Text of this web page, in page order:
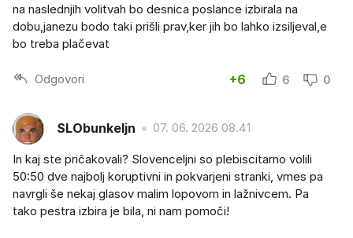
na naslednjih volitvah bo desnica poslance izbirala na
dobu,janezu bodo taki prišli prav,ker jih bo lahko izsiljeval,e
bo treba plačevat
Odgovori +6 6 0
SLObunkeljn 07. 06. 2026 08.41
In kaj ste pričakovali? Slovenceljni so plebiscitarno volili
50:50 dve najbolj koruptivni in pokvarjeni stranki, vmes pa
navrgli še nekaj glasov malim lopovom in lažnivcem. Pa
tako pestra izbira je bila, ni nam pomoči!